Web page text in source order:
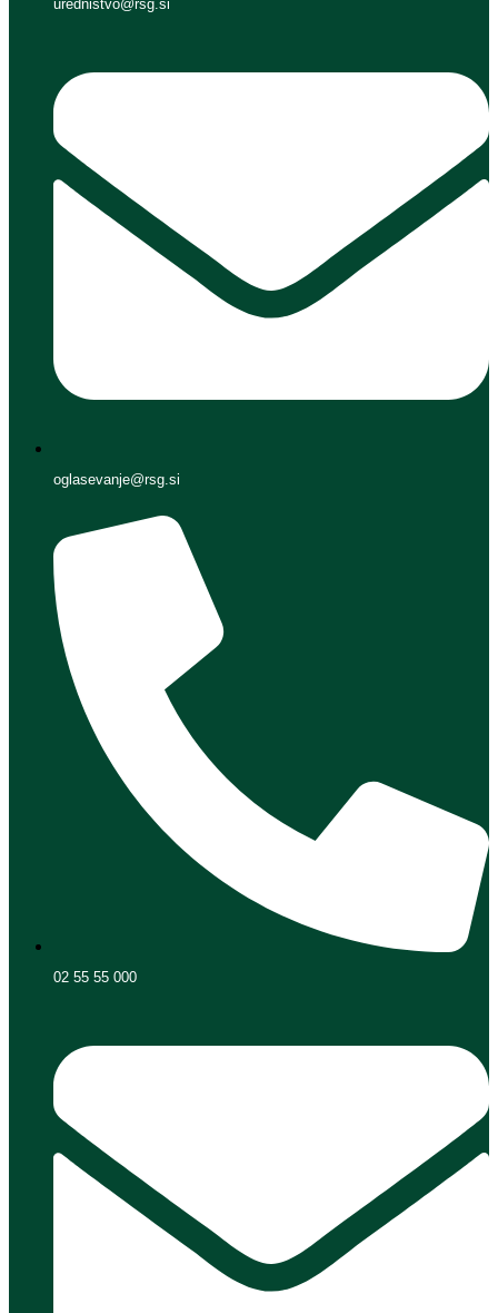
urednistvo@rsg.si
oglasevanje@rsg.si
02 55 55 000